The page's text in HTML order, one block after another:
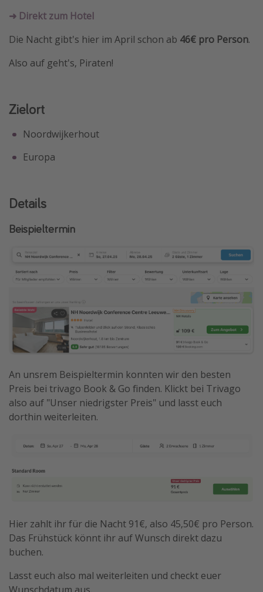
➜ Direkt zum Hotel
Die Nacht gibt's hier im April schon ab 46€ pro Person.
Also auf geht's, Piraten!
Zielort
Noordwijkerhout
Europa
Details
Beispieltermin
An unsrem Beispieltermin konnten wir den besten
Preis bei trivago Book & Go finden. Klickt bei Trivago
also auf "Unser niedrigster Preis" und lasst euch
dorthin weiterleiten.
Hier zahlt ihr für die Nacht 91€, also 45,50€ pro Person.
Das Frühstück könnt ihr auf Wunsch direkt dazu
buchen.
Lasst euch also mal weiterleiten und checkt euer